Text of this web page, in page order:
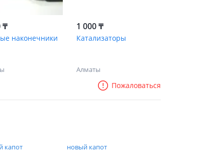
₸
наконечники
1 000 ₸
Катализаторы
Алматы
Пожаловаться
капот
новый капот